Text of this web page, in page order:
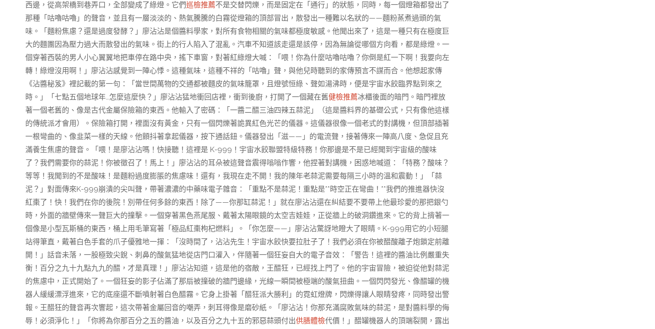
西邊，從高架橋到巷弄口，全部變成了綠燈。它們巡檢推薦不是交替閃爍，而是固定在「通行」的狀態，同時，每一個燈箱都發出了
那種「咕嚕咕嚕」的聲音，並且有一層淡淡的、熱氣騰騰的白霧從燈箱的頂部冒出，散發出一種難以名狀的——麵粉蒸煮過頭的氣
味。「麵粉焦慮？還是過度發酵？」廖沾沾是個醬料學家，對所有食物相關的氣味都極度敏感。他聞出來了，這是一種只有在極度巨
大的麵團因為壓力過大而散發出的氣味。街上的行人陷入了混亂。汽車不知道該走還是該停，因為無論從哪個方向看，都是綠燈。一
個穿著西裝的男人小心翼翼地把車停在路中央，搖下車窗，對著紅綠燈大喊：「喂！你為什麼咕嚕咕嚕？你倒是紅一下啊！我要向左
轉！綠燈沒用啊！」廖沾沾感覺到一陣心悸。這種氣味，這種不祥的「咕嚕」聲，與他兒時聽到的家傳預言不謀而合。他想起家傳
《沾醬秘笈》裡記載的第一句：「當世間萬物的交通都被麵皮的氣味籠罩，且燈號恒綠、聲如湯沸時，便是宇宙水餃臨界點到來之
時。」「七點五個地球年…怎麼這麼快？」廖沾沾猛地衝回店裡，衝到後廚，打開了一個藏在舊健檢推薦冰櫃後面的暗門。暗門裡放
著一個老舊的、像是古代金屬保險箱的東西。他輸入了密碼：「一醬二醋三油四辣五蒜泥」（這是醬料界的基礎公式，只有像他這樣
的傳統派才會用）。保險箱打開，裡面沒有黃金，只有一個閃爍著詭異紅色光芒的儀器。這儀器很像一個老式的對講機，但頂部插著
一根彎曲的、像韭菜一樣的天線。他顫抖著拿起儀器，按下通話鈕。儀器發出「滋——」的電流聲，接著傳來一陣高八度、急促且充
滿養生焦慮的聲音。「喂！是廖沾沾嗎！快接聽！這裡是 K-999！宇宙水餃聯盟特級特務！你那邊是不是已經聞到宇宙級的酸味
了？我們需要你的蒜泥！你被徵召了！馬上！」廖沾沾的耳朵被這聲音震得嗡嗡作響，他捏著對講機，困惑地喊道：「特務？酸味？
等等！我聞到的不是酸味！是麵粉過度膨脹的焦慮味！還有，我現在走不開！我的陳年老蒜泥需要每隔三小時的溫和震動！」「蒜
泥？」對面傳來K-999崩潰的尖叫聲，帶著濃濃的中藥味電子雜音：「重點不是蒜泥！重點是**時空正在彎曲！**我們的推進器快沒
紅棗了！快！我們在你的後院！別帶任何多餘的東西！除了——你那缸蒜泥！」就在廖沾沾還在糾結要不要帶上他最珍愛的那把銀勺
時，外面的牆壁傳來一聲巨大的撞擊。一個穿著黑色燕尾服、戴著太陽眼鏡的太空吉娃娃，正從牆上的破洞鑽進來。它的背上揹著一
個像是小型瓦斯桶的東西，桶上用毛筆寫著「極品紅棗枸杞燃料」。「你怎麼——」廖沾沾驚訝地瞪大了眼睛。K-999用它的小短腿
站得筆直，戴著白色手套的爪子優雅地一揮：「沒時間了，沾沾先生！宇宙水餃快要拉肚子了！我們必須在你被醋酸離子炮鎖定前離
開！」話音未落，一股極致尖銳、刺鼻的酸氣猛地從店門口灌入，伴隨著一個狂妄自大的電子音效：「警告！這裡的醬油比例嚴重失
衡！百分之九十九點九九的醋，才是真理！」廖沾沾知道，這是他的宿敵，王醋狂，已經找上門了。他的宇宙冒險，被迫從他對蒜泥
的焦慮中，正式開始了。一個狂妄的影子佔滿了那扇被撞破的牆門邊緣，光線一瞬間被極端的酸氣扭曲。一個閃閃發光、像醋罐的機
器人緩緩漂浮進來，它的底座還不斷噴射著白色醋霧。它身上掛著「醋狂派大勝利」的霓虹燈牌，閃爍得讓人眼睛發疼，同時發出警
報。王醋狂的聲音再次響起，這次帶著金屬回音的嘲弄，刺耳得像是磨砂紙。「廖沾沾！你那充滿腐敗氣味的蒜泥，是對醬料學的侮
辱！必須淨化！」「你將為你那百分之五的醬油，以及百分之九十五的邪惡蒜頭付出供膳體檢代價！」醋罐機器人的頂端裂開，露出